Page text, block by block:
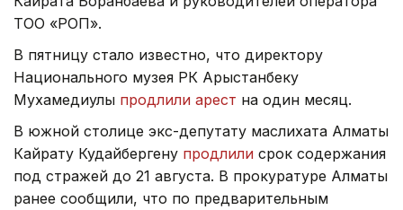
ТОО «РОП».
В пятницу стало известно, что директору
Национального музея РК Арыстанбеку
Мухамедиулы продлили арест на один месяц.
В южной столице экс-депутату маслихата Алматы
Кайрату Кудайбергену продлили срок содержания
под стражей до 21 августа. В прокуратуре Алматы
ранее сообщили, что по предварительным